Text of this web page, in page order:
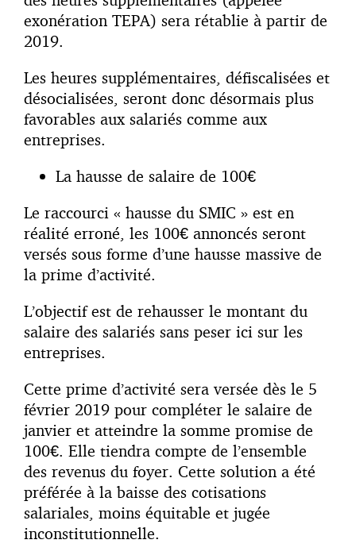
exonération TEPA) sera rétablie à partir de
2019.
Les heures supplémentaires, défiscalisées et
désocialisées, seront donc désormais plus
favorables aux salariés comme aux
entreprises.
La hausse de salaire de 100€
Le raccourci « hausse du SMIC » est en
réalité erroné, les 100€ annoncés seront
versés sous forme d’une hausse massive de
la prime d’activité.
L’objectif est de rehausser le montant du
salaire des salariés sans peser ici sur les
entreprises.
Cette prime d’activité sera versée dès le 5
février 2019 pour compléter le salaire de
janvier et atteindre la somme promise de
100€. Elle tiendra compte de l’ensemble
des revenus du foyer. Cette solution a été
préférée à la baisse des cotisations
salariales, moins équitable et jugée
inconstitutionnelle.